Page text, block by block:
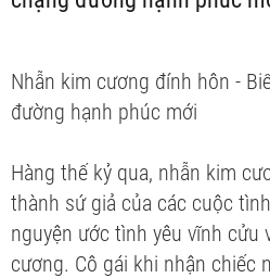
Nhẫn kim cương đính hôn -
đường hạnh phúc mới
Hàng thế kỷ qua, nhẫn kim
thành sứ giả của các cuộc
nguyện ước tình yêu vĩnh cửu
cương. Cô gái khi nhận chiếc